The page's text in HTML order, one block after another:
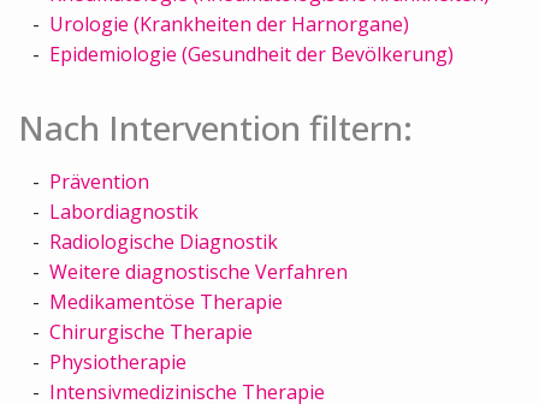
Urologie (Krankheiten der Harnorgane)
Epidemiologie (Gesundheit der Bevölkerung)
Nach Intervention filtern:
Prävention
Labordiagnostik
Radiologische Diagnostik
Weitere diagnostische Verfahren
Medikamentöse Therapie
Chirurgische Therapie
Physiotherapie
Intensivmedizinische Therapie